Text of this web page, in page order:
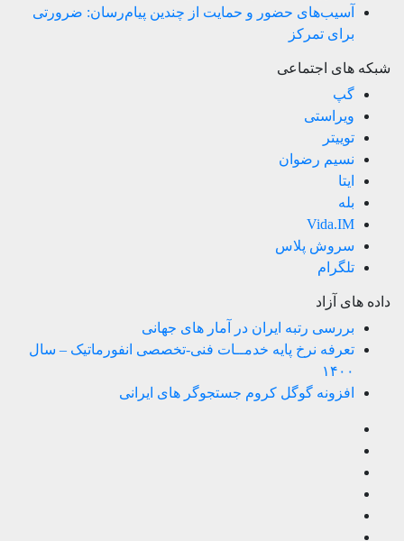
آسیب‌های حضور و حمایت از چندین پیام‌رسان: ضرورتی
برای تمرکز
شبکه های اجتماعی
گپ
ویراستی
توییتر
نسیم رضوان
ایتا
بله
Vida.IM
سروش پلاس
تلگرام
داده های آزاد
بررسی رتبه ایران در آمار های جهانی
تعرفه نرخ پایه خدمــات فنی-تخصصی انفورماتیک – سال
۱۴۰۰
افزونه گوگل کروم جستجوگر های ایرانی